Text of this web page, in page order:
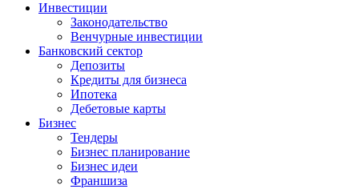
Инвестиции
Законодательство
Венчурные инвестиции
Банковский сектор
Депозиты
Кредиты для бизнеса
Ипотека
Дебетовые карты
Бизнес
Тендеры
Бизнес планирование
Бизнес идеи
Франшиза